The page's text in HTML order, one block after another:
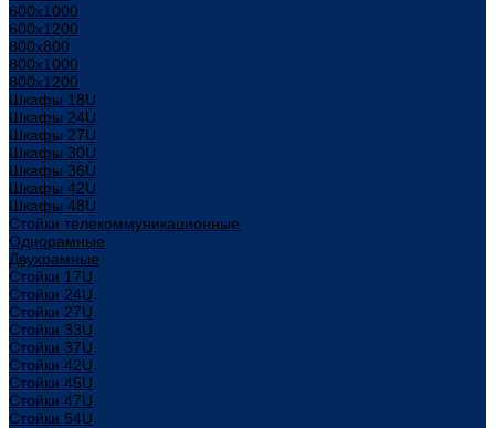
600х1000
600х1200
800x800
800х1000
800х1200
Шкафы 18U
Шкафы 24U
Шкафы 27U
Шкафы 30U
Шкафы 36U
Шкафы 42U
Шкафы 48U
Стойки телекоммуникационные
Однорамные
Двухрамные
Стойки 17U
Стойки 24U
Стойки 27U
Стойки 33U
Стойки 37U
Стойки 42U
Стойки 45U
Стойки 47U
Стойки 54U